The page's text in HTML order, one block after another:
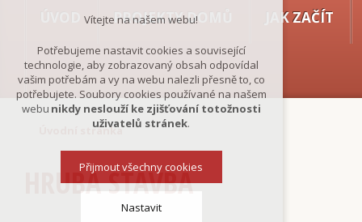
PROJEKTY DOMŮ JAK ZAČÍT
Úvodní stránka
HRUBÁ STAVBA
Vítejte na našem webu!
Potřebujeme nastavit cookies a související
technologie, aby zobrazovaný obsah odpovídal
vašim potřebám a vy na webu nalezli přesně to, co
potřebujete. Soubory cookies používané na našem
webu nikdy neslouží ke zjišťování totožnosti
uživatelů stránek.
Přijmout všechny cookies
Nastavit